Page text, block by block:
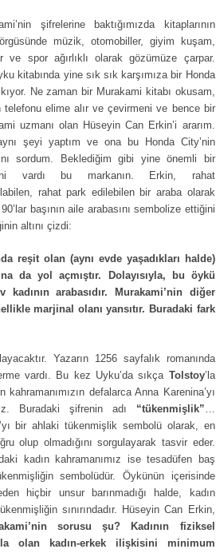
şifrelerine baktığımızda kitaplarının
müzik, otomobiller, giyim kuşam,
ve spor ağırlıklı olarak gözümüze çarpar.
kitabında yine sık sık karşımıza bir Honda
Ne zaman bir Murakami kitabı okusam,
telefonu elime alır ve çevirmeni ve bence bir
uzmanı olan Hüseyin Can Erkin’i ararım.
şeyi yaptım ve ona bu Honda City’nin
sordum. Beklediğim gibi yine önemli bir
vardı bu markanın. Erkin, rahat
rahat park edilebilen bir araba olarak
başının aile arabasını sembolize ettiğini
altını çizdi:
reşit olan (aynı evde yaşadıkları halde)
da yol açmıştır. Dolayısıyla, bu öykü
arabasıdır. Murakami’nin diğer
marjinal olanı yansıtır. Buradaki fark
Yazarın 1256 sayfalık romanında
vardı. Bu kez Uyku’da sıkça Tolstoy’la
kahramanımızın defalarca Anna Karenina’yı
Buradaki şifrenin adı “tükenmişlik”…
bir ahlaki tükenmişlik sembolü olarak, en
olup olmadığını sorgulayarak tasvir eder.
kadın kahramanımız ise tesadüfen baş
sembolüdür. Öykünün içerisinde
hiçbir unsur barınmadığı halde, kadın
sınırındadır. Hüseyin Can Erkin,
sorusu şu? Kadının fiziksel
olan kadın-erkek ilişkisini minimum